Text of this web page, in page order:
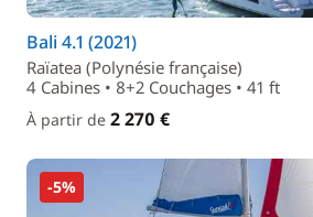
Bali 4.1 (2021)
Raïatea (Polynésie française)
4 Cabines • 8+2 Couchages • 41 ft
À partir de 2 270 €
-5%